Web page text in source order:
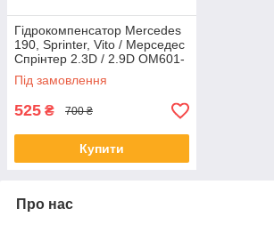
Гідрокомпенсатор Mercedes
190, Sprinter, Vito / Мерседес
Спрінтер 2.3D / 2.9D OM601-
603
Під замовлення
525 ₴ 700 ₴
Купити
Про нас